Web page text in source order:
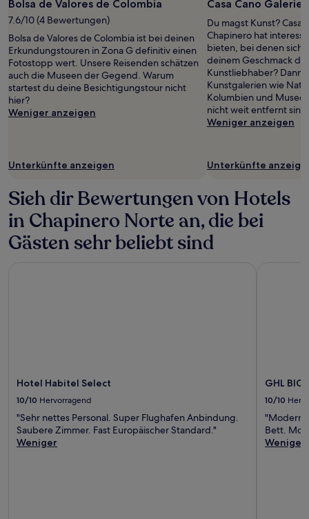
1 Übernachtung
von
2 Erwachsenen
gefunden
wurde.
Preise
und
Verfügbarkeiten
können
können
Bedingungen
gelten.
Bolsa de Valores de Colombia
7.6/10 (4 Bewertungen)
Bolsa de Valores de Colombia ist bei deinen
Erkundungstouren in Zona G definitiv einen
Fotostopp wert. Unsere Reisenden schätzen
auch die Museen der Gegend. Warum
startest du deine Besichtigungstour nicht
hier?
Weniger anzeigen
Unterkünfte anzeigen
Casa Cano Galerie
Du magst Kunst? Casa
Chapinero hat
bieten, bei denen
deinem Geschmack
Kunstliebhaber? Dann
Kunstgalerien wie
Kolumbien und
nicht weit entfernt
Weniger anzeigen
Unterkünfte
Sieh dir Bewertungen von Hotels
in Chapinero Norte an, die bei
Gästen sehr beliebt sind
Hotel Habitel Select
10/10 Hervorragend
"Sehr nettes Personal. Super Flughafen Anbindung.
Saubere Zimmer. Fast Europäischer Standard."
Weniger
GHL
10/10
Bett.
Weniger